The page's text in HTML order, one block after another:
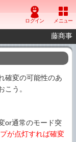
藤商事
確変の可能性のあ
う。
or通常のモード突
が点灯すれば確変